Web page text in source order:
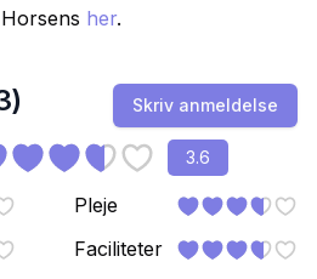
Horsens her.
) Skriv anmeldelse
3.6
Pleje
Faciliteter